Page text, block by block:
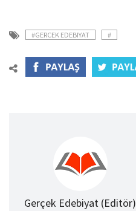
#GERCEK EDEBIYAT #
Gerçek Edebiyat (Editör)